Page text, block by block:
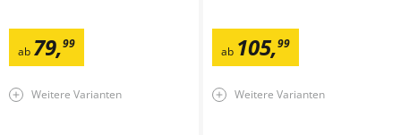
ab 79,99
Weitere Varianten
ab 105,99
Weitere Varianten